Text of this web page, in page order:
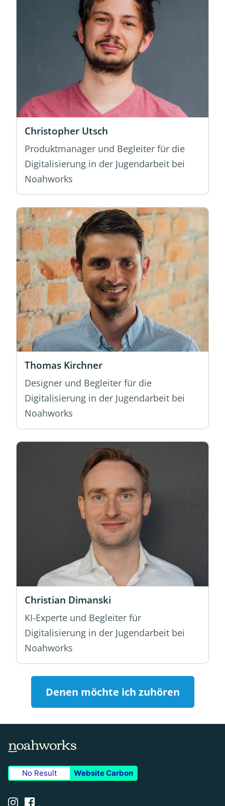
Christopher Utsch
Produktmanager und Begleiter für die
Digitalisierung in der Jugendarbeit bei
Noahworks
Thomas Kirchner
Designer und Begleiter für die
Digitalisierung in der Jugendarbeit bei
Noahworks
Christian Dimanski
KI-Experte und Begleiter für
Digitalisierung in der Jugendarbeit bei
Noahworks
Denen möchte ich zuhören
No Result Website Carbon